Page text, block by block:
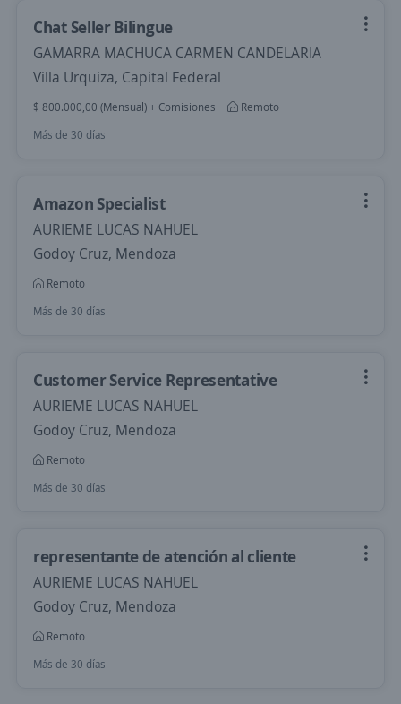
Chat Seller Bilingue
GAMARRA MACHUCA CARMEN CANDELARIA
Villa Urquiza, Capital Federal
$ 800.000,00 (Mensual) + Comisiones
Remoto
Más de 30 días
Amazon Specialist
AURIEME LUCAS NAHUEL
Godoy Cruz, Mendoza
Remoto
Más de 30 días
Customer Service Representative
AURIEME LUCAS NAHUEL
Godoy Cruz, Mendoza
Remoto
Más de 30 días
representante de atención al cliente
AURIEME LUCAS NAHUEL
Godoy Cruz, Mendoza
Remoto
Más de 30 días